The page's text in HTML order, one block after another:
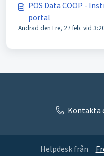
POS Data COOP -
portal
Ändrad den Fre, 27 feb. vid
Kontakta
Helpdesk från